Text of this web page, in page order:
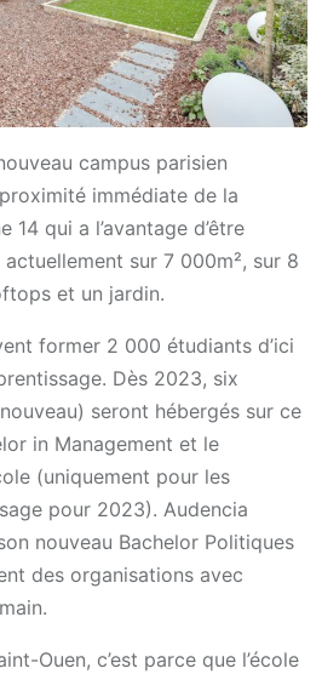
campus parisien
immédiate de la
qui a l’avantage d’être
actuellement sur 7 000m², sur 8
et un jardin.
former 2 000 étudiants d’ici
Dès 2023, six
seront hébergés sur ce
in Management et le
(uniquement pour les
pour 2023). Audencia
nouveau Bachelor Politiques
des organisations avec
Ouen, c’est parce que l’école